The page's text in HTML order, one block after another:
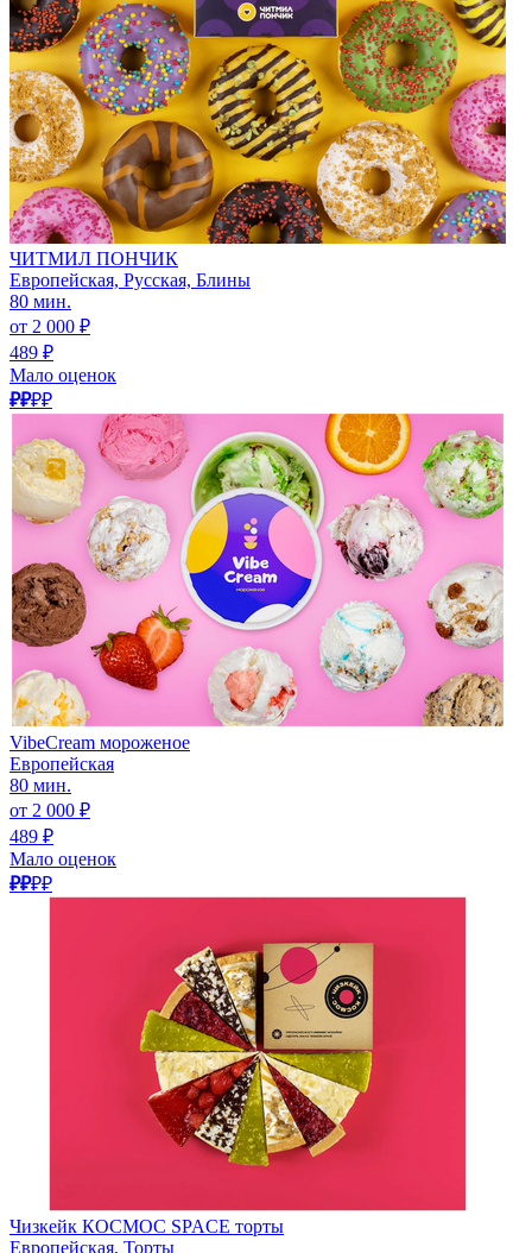
ЧИТМИЛ ПОНЧИК
Европейская, Русская, Блины
80 мин.
от 2 000 ₽
489 ₽
Мало оценок
₽₽₽₽
VibeCream мороженое
Европейская
80 мин.
от 2 000 ₽
489 ₽
Мало оценок
₽₽₽₽
Чизкейк КОСМОС SPACE торты
Европейская, Торты